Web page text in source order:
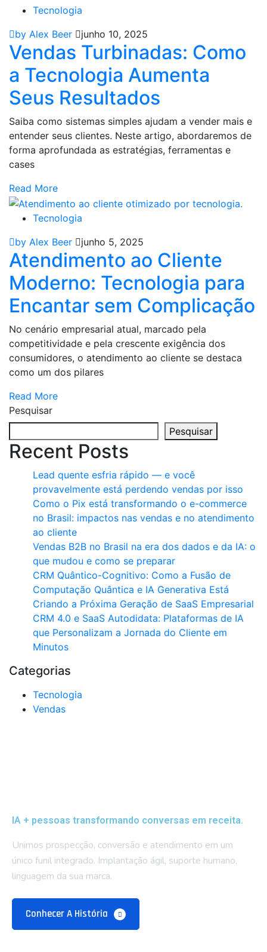
Tecnologia
by Alex Beer
junho 10, 2025
Vendas Turbinadas: Como
a Tecnologia Aumenta
Seus Resultados
Saiba como sistemas simples ajudam a vender mais e
entender seus clientes. Neste artigo, abordaremos de
forma aprofundada as estratégias, ferramentas e
cases
Read More
Tecnologia
by Alex Beer
junho 5, 2025
Atendimento ao Cliente
Moderno: Tecnologia para
Encantar sem Complicação
No cenário empresarial atual, marcado pela
competitividade e pela crescente exigência dos
consumidores, o atendimento ao cliente se destaca
como um dos pilares
Read More
Pesquisar
Pesquisar
Recent Posts
Lead quente esfria rápido — e você
provavelmente está perdendo vendas por isso
Como o Pix está transformando o e-commerce
no Brasil: impactos nas vendas e no atendimento
ao cliente
Vendas B2B no Brasil na era dos dados e da IA: o
que mudou e como se preparar
CRM Quântico-Cognitivo: Como a Fusão de
Computação Quântica e IA Generativa Está
Criando a Próxima Geração de SaaS Empresarial
CRM 4.0 e SaaS Autodidata: Plataformas de IA
que Personalizam a Jornada do Cliente em
Minutos
Categorias
Tecnologia
Vendas
IA + pessoas transformando conversas em receita.
Unimos prospecção, conversão e atendimento em um
único funil integrado. Implantação ágil, suporte humano,
linguagem da sua marca.
Conhecer A História